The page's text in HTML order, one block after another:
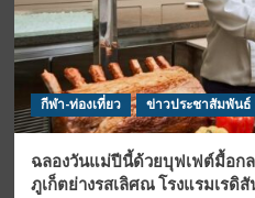
กีฬา-ท่องเที่ยว ข่าวประชาสัมพันธ์
ฉลองวันแม่ปีนี้ด้วยบุฟเฟต์มื้อก
ภูเก็ตย่างรสเลิศณ โรงแรมเรดิ